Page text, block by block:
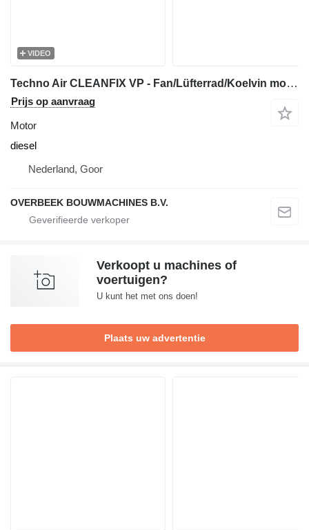
VIDEO
Techno Air CLEANFIX VP - Fan/Lüfterrad/Koelvin motor
Prijs op aanvraag
Motor
diesel
Nederland, Goor
OVERBEEK BOUWMACHINES B.V.
Verkoopt u machines of
voertuigen?
U kunt het met ons doen!
Plaats uw advertentie